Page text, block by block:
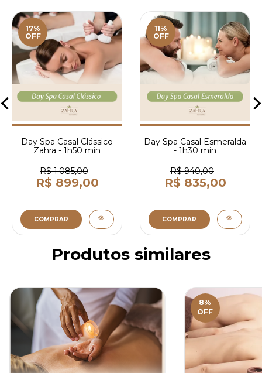
17%
OFF
Day Spa Casal Clássico
Zahra - 1h50 min
R$ 1.085,00
R$ 899,00
COMPRAR
11%
OFF
Day Spa Casal Esmeralda
- 1h30 min
R$ 940,00
R$ 835,00
COMPRAR
Produtos similares
8%
OFF